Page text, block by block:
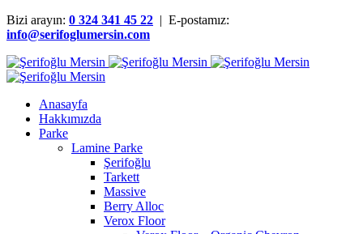
Bizi arayın: 0 324 341 45 22 | E-postamız:
info@serifoglumersin.com
Anasayfa
Hakkımızda
Parke
Lamine Parke
Şerifoğlu
Tarkett
Massive
Berry Alloc
Verox Floor